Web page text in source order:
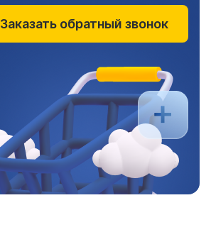
Заказать обратный звонок